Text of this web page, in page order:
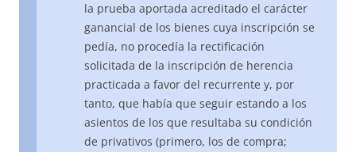
la prueba aportada acreditado el carácter
ganancial de los bienes cuya inscripción se
pedía, no procedía la rectificación
solicitada de la inscripción de herencia
practicada a favor del recurrente y, por
tanto, que había que seguir estando a los
asientos de los que resultaba su condición
de privativos (primero, los de compra;